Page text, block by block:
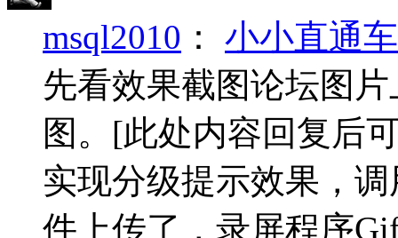
msql2010 ： 小小直通
先看效果截图论坛图
图。 [此处内容回复后
实现分级提示效果，
件上传了，录屏程序